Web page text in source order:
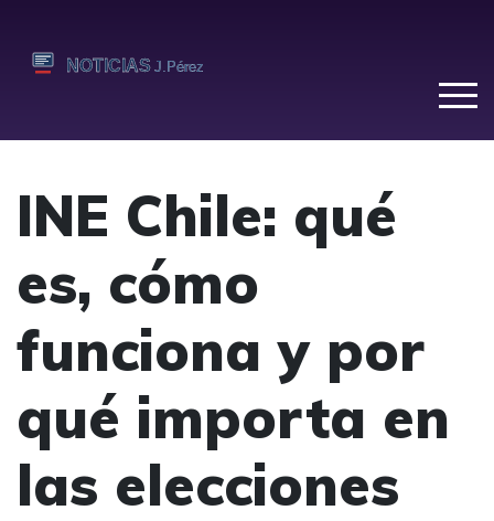
INE Chile: qué
es, cómo
funciona y por
qué importa en
las elecciones